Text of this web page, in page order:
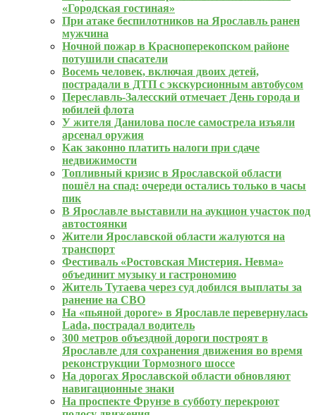
«Городская гостиная»
При атаке беспилотников на Ярославль ранен
мужчина
Ночной пожар в Красноперекопском районе
потушили спасатели
Восемь человек, включая двоих детей,
пострадали в ДТП с экскурсионным автобусом
Переславль-Залесский отмечает День города и
юбилей флота
У жителя Данилова после самострела изъяли
арсенал оружия
Как законно платить налоги при сдаче
недвижимости
Топливный кризис в Ярославской области
пошёл на спад: очереди остались только в часы
пик
В Ярославле выставили на аукцион участок под
автостоянки
Жители Ярославской области жалуются на
транспорт
Фестиваль «Ростовская Мистерия. Невма»
объединит музыку и гастрономию
Житель Тутаева через суд добился выплаты за
ранение на СВО
На «пьяной дороге» в Ярославле перевернулась
Lada, пострадал водитель
300 метров объездной дороги построят в
Ярославле для сохранения движения во время
реконструкции Тормозного шоссе
На дорогах Ярославской области обновляют
навигационные знаки
На проспекте Фрунзе в субботу перекроют